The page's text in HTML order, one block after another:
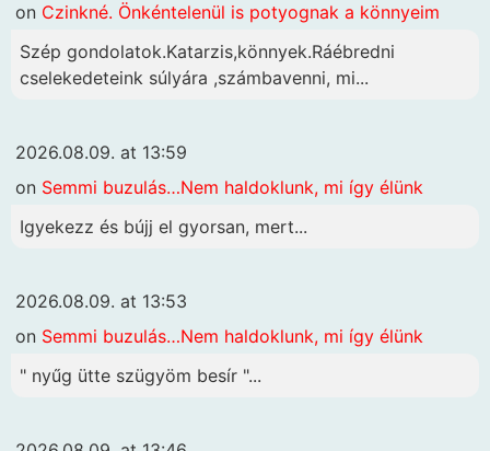
on Czinkné. Önkéntelenül is potyognak a könnyeim
Szép gondolatok.Katarzis,könnyek.Ráébredni
cselekedeteink súlyára ,számbavenni, mi...
2026.08.09. at 13:59
on Semmi buzulás…Nem haldoklunk, mi így élünk
Igyekezz és bújj el gyorsan, mert...
2026.08.09. at 13:53
on Semmi buzulás…Nem haldoklunk, mi így élünk
" nyűg ütte szügyöm besír "...